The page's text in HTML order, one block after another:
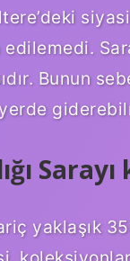
Bunun
Sarayı
yaklaşık